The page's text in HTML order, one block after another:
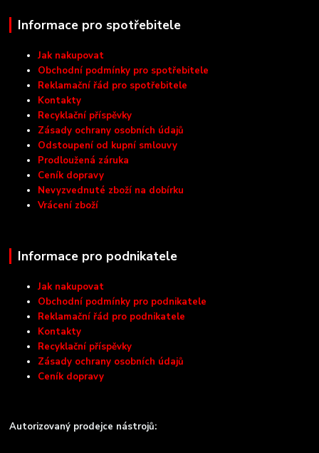
Informace pro spotřebitele
Jak nakupovat
Obchodní podmínky pro spotřebitele
Reklamační řád pro spotřebitele
Kontakty
Recyklační příspěvky
Zásady ochrany osobních údajů
Odstoupení od kupní smlouvy
Prodloužená záruka
Ceník dopravy
Nevyzvednuté zboží na dobírku
Vrácení zboží
Informace pro podnikatele
Jak nakupovat
Obchodní podmínky pro podnikatele
Reklamační řád pro podnikatele
Kontakty
Recyklační příspěvky
Zásady ochrany osobních údajů
Ceník dopravy
Autorizovaný prodejce nástrojů: